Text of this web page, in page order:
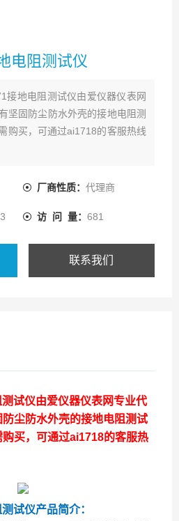
电阻测试仪
接地电阻测试仪由爱仪器仪表网
坚固防尘防水外壳的接地电阻测
购买，可通过ai1718的客服热线
厂商性质： 代理商
访 问 量： 681
联系我们
试仪由爱仪器仪表网专业代
尘防水外壳的接地电阻测试
买，可通过ai1718的客服热
试仪产品简介：